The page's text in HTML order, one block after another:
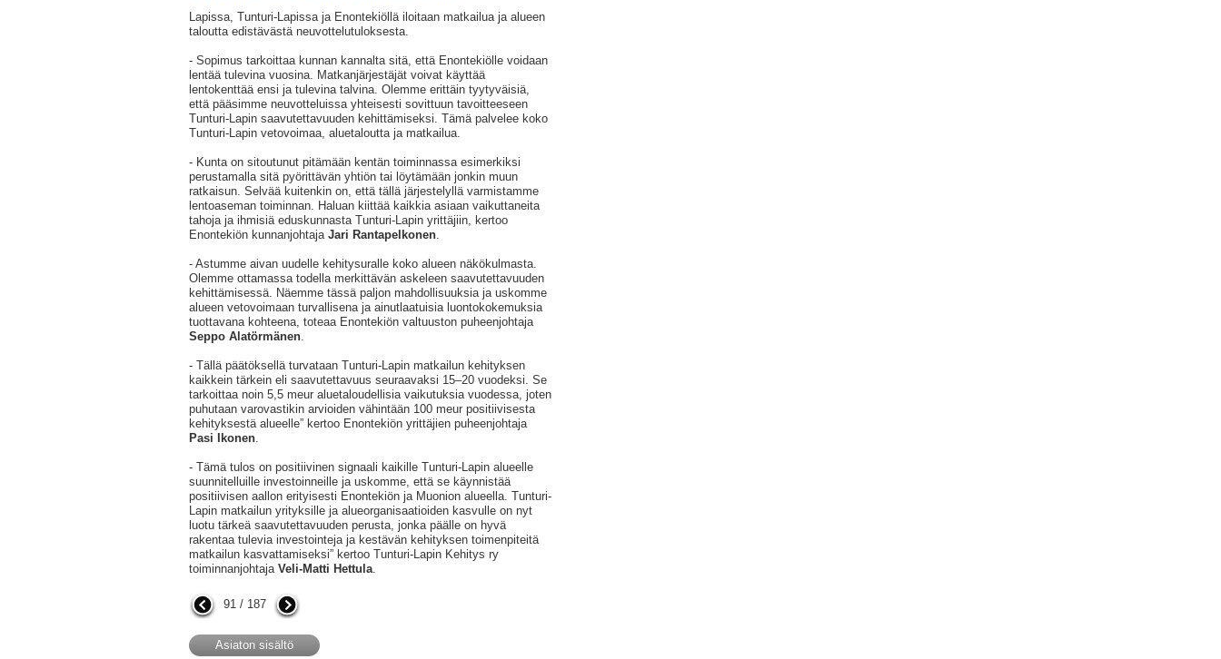
Lapissa, Tunturi-Lapissa ja Enontekiöllä iloitaan matkailua ja alueen
taloutta edistävästä neuvottelutuloksesta.
- Sopimus tarkoittaa kunnan kannalta sitä, että Enontekiölle voidaan
lentää tulevina vuosina. Matkanjärjestäjät voivat käyttää
lentokenttää ensi ja tulevina talvina. Olemme erittäin tyytyväisiä,
että pääsimme neuvotteluissa yhteisesti sovittuun tavoitteeseen
Tunturi-Lapin saavutettavuuden kehittämiseksi. Tämä palvelee koko
Tunturi-Lapin vetovoimaa, aluetaloutta ja matkailua.
- Kunta on sitoutunut pitämään kentän toiminnassa esimerkiksi
perustamalla sitä pyörittävän yhtiön tai löytämään jonkin muun
ratkaisun. Selvää kuitenkin on, että tällä järjestelyllä varmistamme
lentoaseman toiminnan. Haluan kiittää kaikkia asiaan vaikuttaneita
tahoja ja ihmisiä eduskunnasta Tunturi-Lapin yrittäjiin, kertoo
Enontekiön kunnanjohtaja Jari Rantapelkonen.
- Astumme aivan uudelle kehitysuralle koko alueen näkökulmasta.
Olemme ottamassa todella merkittävän askeleen saavutettavuuden
kehittämisessä. Näemme tässä paljon mahdollisuuksia ja uskomme
alueen vetovoimaan turvallisena ja ainutlaatuisia luontokokemuksia
tuottavana kohteena, toteaa Enontekiön valtuuston puheenjohtaja
Seppo Alatörmänen.
- Tällä päätöksellä turvataan Tunturi-Lapin matkailun kehityksen
kaikkein tärkein eli saavutettavuus seuraavaksi 15–20 vuodeksi. Se
tarkoittaa noin 5,5 meur aluetaloudellisia vaikutuksia vuodessa, joten
puhutaan varovastikin arvioiden vähintään 100 meur positiivisesta
kehityksestä alueelle” kertoo Enontekiön yrittäjien puheenjohtaja
Pasi Ikonen.
- Tämä tulos on positiivinen signaali kaikille Tunturi-Lapin alueelle
suunnitelluille investoinneille ja uskomme, että se käynnistää
positiivisen aallon erityisesti Enontekiön ja Muonion alueella. Tunturi-
Lapin matkailun yrityksille ja alueorganisaatioiden kasvulle on nyt
luotu tärkeä saavutettavuuden perusta, jonka päälle on hyvä
rakentaa tulevia investointeja ja kestävän kehityksen toimenpiteitä
matkailun kasvattamiseksi” kertoo Tunturi-Lapin Kehitys ry
toiminnanjohtaja Veli-Matti Hettula.
91 / 187
Asiaton sisältö